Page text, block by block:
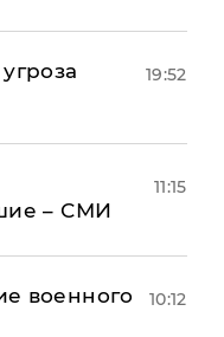
19:52
– СМИ
11:15
военного
10:12